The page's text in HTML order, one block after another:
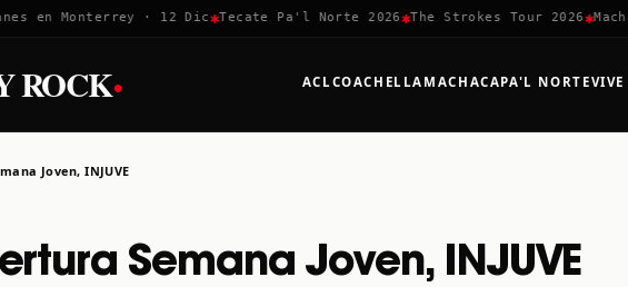
en Monterrey · 12 Dic ✱ Tecate Pa'l Norte 2026✱The Strokes Tour 2026✱
ROCK· ACLCOACHELLA MACHACAPA'L NORTE
Joven, INJUVE
Semana Joven, INJUVE